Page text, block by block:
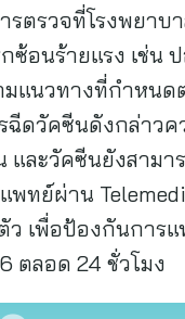
รตรวจที่โรงพยา
อนร้ายแรง เช่น
แนวทางที่กำหน
ฉีดวัคซีนดังกล่าว
ละวัคซีนยังสามา
ทย์ผ่าน
เพื่อป้องกันการ
ตลอด 24 ชั่วโมง